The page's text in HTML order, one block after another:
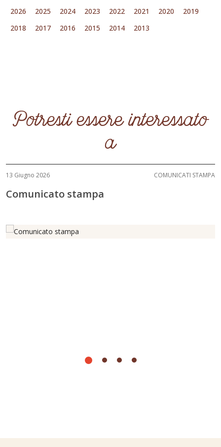
2026 2025 2024 2023 2022 2021 2020
2019
2018
2017 2016 2015 2014 2013
Potresti essere interessato
a
13 Giugno 2026 COMUNICATI STAMPA
Comunicato stampa